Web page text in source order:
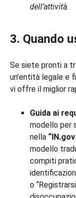
dell’attività.
3. Quando
Se siete pronti a
un’entità legale e
vi offre il miglior
Guida ai
modello per
nella
modello
compiti
o